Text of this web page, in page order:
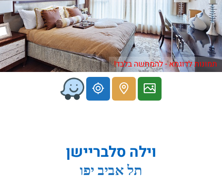
תמונות לדוגמא - להמחשה בלבד!
וילה סלבריישן
תל אביב יפו